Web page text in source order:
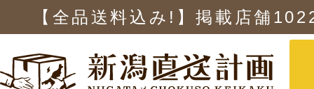
【全品送料込み!】掲載店舗